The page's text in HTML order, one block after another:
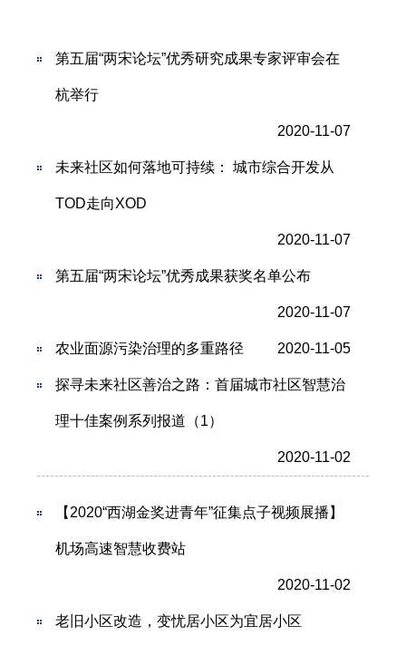
第五届“两宋论坛”优秀研究成果专家评审会在
杭举行
2020-11-07
未来社区如何落地可持续： 城市综合开发从
TOD走向XOD
2020-11-07
第五届“两宋论坛”优秀成果获奖名单公布
2020-11-07
农业面源污染治理的多重路径 2020-11-05
探寻未来社区善治之路：首届城市社区智慧治
理十佳案例系列报道（1）
2020-11-02
【2020“西湖金奖进青年”征集点子视频展播】
机场高速智慧收费站
2020-11-02
老旧小区改造，变忧居小区为宜居小区